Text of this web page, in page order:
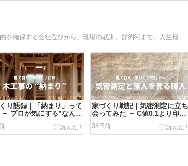
り語録｜「納まり」って
－ プロが気にする”なんか
ちいい”の正体
家づくり戦記｜気密測定に立ち
会ってみた － C値0.1より印象
に残った「職人を見る職人」の
話
34日前